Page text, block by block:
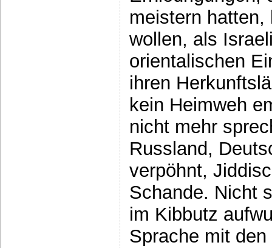
meistern hatten,
wollen, als
orientalischen
ihren
kein Heimweh
nicht mehr
Russland,
verpöhnt,
Schande. Nicht
im Kibbutz
Sprache mit